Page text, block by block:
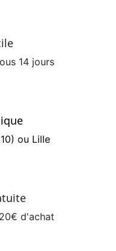
14 jours
ou Lille
d'achat